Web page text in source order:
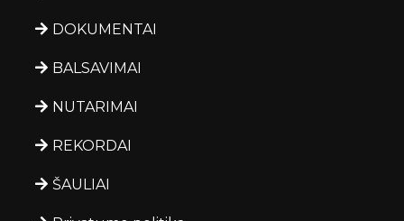
DOKUMENTAI
BALSAVIMAI
NUTARIMAI
REKORDAI
ŠAULIAI